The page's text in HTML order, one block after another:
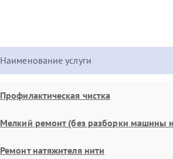
Наименование услуги
Профилактическая чистка
Мелкий ремонт (без разборки машины
Ремонт натяжителя нити